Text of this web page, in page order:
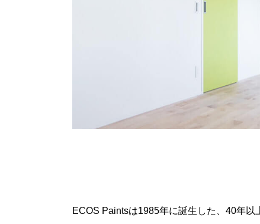
ECOS Paintsは1985年に誕生した、40年